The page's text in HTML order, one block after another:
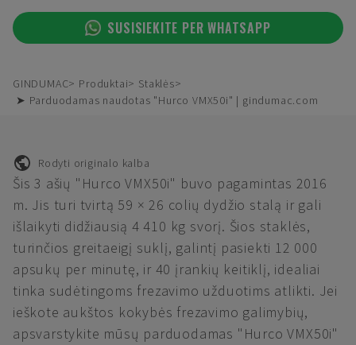
SUSISIEKITE PER WHATSAPP
GINDUMAC Produktai
Staklės
➤ Parduodamas naudotas "Hurco VMX50i" | gindumac.com
Rodyti originalo kalba
Šis 3 ašių "Hurco VMX50i" buvo pagamintas 2016
m. Jis turi tvirtą 59 × 26 colių dydžio stalą ir gali
išlaikyti didžiausią 4 410 kg svorį. Šios staklės,
turinčios greitaeigį suklį, galintį pasiekti 12 000
apsukų per minutę, ir 40 įrankių keitiklį, idealiai
tinka sudėtingoms frezavimo užduotims atlikti. Jei
ieškote aukštos kokybės frezavimo galimybių,
apsvarstykite mūsų parduodamas "Hurco VMX50i"